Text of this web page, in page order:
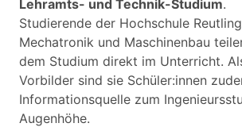
Lehramts- und Technik-Studium.
Studierende der Hochschule
Mechatronik und Maschinenbau
dem Studium direkt im Unterricht.
Vorbilder sind sie Schüler:innen
Informationsquelle zum
Augenhöhe.